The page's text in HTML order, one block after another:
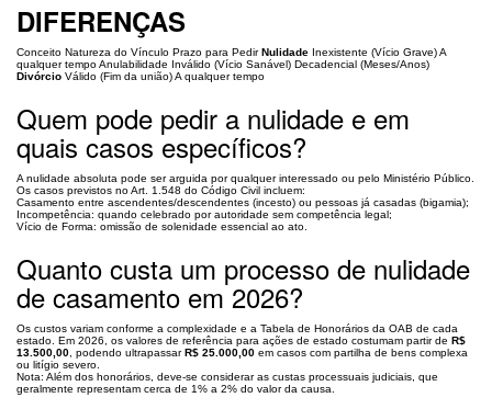
DIFERENÇAS
Conceito Natureza do Vínculo Prazo para PedirNulidade Inexistente (Vício Grave) A
qualquer tempo Anulabilidade Inválido (Vício Sanável) Decadencial (Meses/Anos)
Divórcio Válido (Fim da união) A qualquer tempo
Quem pode pedir a nulidade e em
quais casos específicos?
A nulidade absoluta pode ser arguida por qualquer interessado ou pelo Ministério Público.
Os casos previstos no Art. 1.548 do Código Civil incluem:
Casamento entre ascendentes/descendentes (incesto) ou pessoas já casadas (bigamia);
Incompetência: quando celebrado por autoridade sem competência legal;
Vício de Forma: omissão de solenidade essencial ao ato.
Quanto custa um processo de nulidade
de casamento em 2026?
Os custos variam conforme a complexidade e a Tabela de Honorários da OAB de cada
estado. Em 2026, os valores de referência para ações de estado costumam partir de R$
13.500,00 , podendo ultrapassarR$ 25.000,00 em casos com partilha de bens complexa
ou litígio severo.
Nota: Além dos honorários, deve-se considerar as custas processuais judiciais, que
geralmente representam cerca de 1% a 2% do valor da causa.